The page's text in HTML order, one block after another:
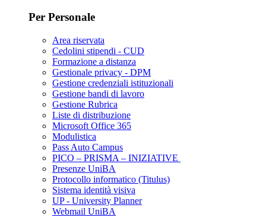
Per Personale
Area riservata
Cedolini stipendi - CUD
Formazione a distanza
Gestionale privacy - DPM
Gestione credenziali istituzionali
Gestione bandi di lavoro
Gestione Rubrica
Liste di distribuzione
Microsoft Office 365
Modulistica
Pass Auto Campus
PICO – PRISMA – INIZIATIVE
Presenze UniBA
Protocollo informatico (Titulus)
Sistema identità visiva
UP - University Planner
Webmail UniBA